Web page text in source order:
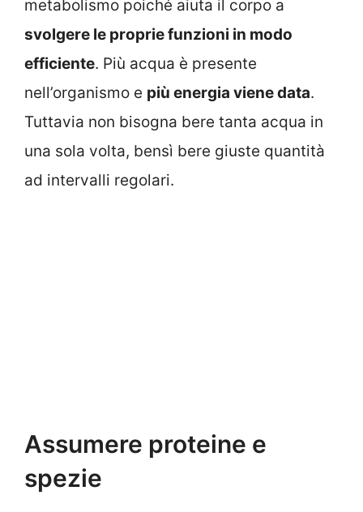
metabolismo poiché aiuta il corpo a
svolgere le proprie funzioni in modo
efficiente. Più acqua è presente
nell’organismo e più energia viene data.
Tuttavia non bisogna bere tanta acqua in
una sola volta, bensì bere giuste quantità
ad intervalli regolari.
Assumere proteine e
spezie